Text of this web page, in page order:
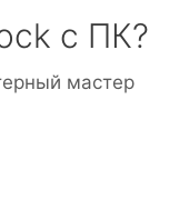
с ПК?
мастер